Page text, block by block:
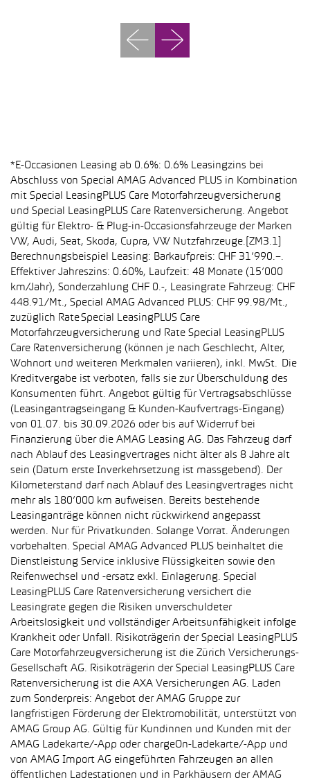
*E-Occasionen Leasing ab 0.6%: 0.6% Leasingzins bei
Abschluss von Special AMAG Advanced PLUS in Kombination
mit Special LeasingPLUS Care Motorfahrzeugversicherung
und Special LeasingPLUS Care Ratenversicherung. Angebot
gültig für Elektro- & Plug-in-Occasionsfahrzeuge der Marken
VW, Audi, Seat, Skoda, Cupra, VW Nutzfahrzeuge.[ZM3.1]
Berechnungsbeispiel Leasing: Barkaufpreis: CHF 31’990.–.
Effektiver Jahreszins: 0.60%, Laufzeit: 48 Monate (15’000
km/Jahr), Sonderzahlung CHF 0.-, Leasingrate Fahrzeug: CHF
448.91/Mt., Special AMAG Advanced PLUS: CHF 99.98/Mt.,
zuzüglich Rate Special LeasingPLUS Care
Motorfahrzeugversicherung und Rate Special LeasingPLUS
Care Ratenversicherung (können je nach Geschlecht, Alter,
Wohnort und weiteren Merkmalen variieren), inkl. MwSt. Die
Kreditvergabe ist verboten, falls sie zur Überschuldung des
Konsumenten führt. Angebot gültig für Vertragsabschlüsse
(Leasingantragseingang & Kunden-Kaufvertrags-Eingang)
von 01.07. bis 30.09.2026 oder bis auf Widerruf bei
Finanzierung über die AMAG Leasing AG. Das Fahrzeug darf
nach Ablauf des Leasingvertrages nicht älter als 8 Jahre alt
sein (Datum erste Inverkehrsetzung ist massgebend). Der
Kilometerstand darf nach Ablauf des Leasingvertrages nicht
mehr als 180’000 km aufweisen. Bereits bestehende
Leasinganträge können nicht rückwirkend angepasst
werden. Nur für Privatkunden. Solange Vorrat. Änderungen
vorbehalten. Special AMAG Advanced PLUS beinhaltet die
Dienstleistung Service inklusive Flüssigkeiten sowie den
Reifenwechsel und -ersatz exkl. Einlagerung. Special
LeasingPLUS Care Ratenversicherung versichert die
Leasingrate gegen die Risiken unverschuldeter
Arbeitslosigkeit und vollständiger Arbeitsunfähigkeit infolge
Krankheit oder Unfall. Risikoträgerin der Special LeasingPLUS
Care Motorfahrzeugversicherung ist die Zürich Versicherungs-
Gesellschaft AG. Risikoträgerin der Special LeasingPLUS Care
Ratenversicherung ist die AXA Versicherungen AG. Laden
zum Sonderpreis: Angebot der AMAG Gruppe zur
langfristigen Förderung der Elektromobilität, unterstützt von
AMAG Group AG. Gültig für Kundinnen und Kunden mit der
AMAG Ladekarte/-App oder chargeOn-Ladekarte/-App und
von AMAG Import AG eingeführten Fahrzeugen an allen
öffentlichen Ladestationen und in Parkhäusern der AMAG